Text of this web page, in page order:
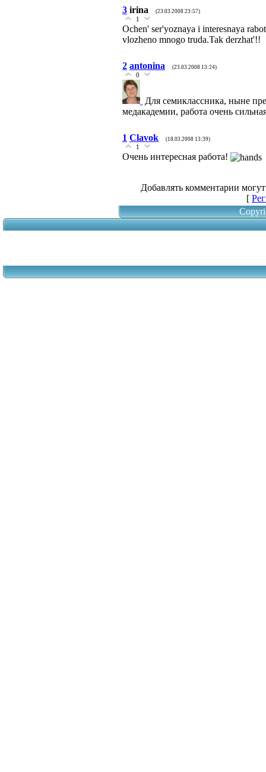
3 irina (23.03.2008 23:57)
1
Ochen' ser'yoznaya i interesnaya
vlozheno mnogo truda.Tak derzhat'!!
2 antonina (23.03.2008 13:24)
0
Для семиклассника, ныне
медакадемии, работа очень
1 Clavok (18.03.2008 13:39)
1
Очень интересная работа!
Добавлять комментарии
[